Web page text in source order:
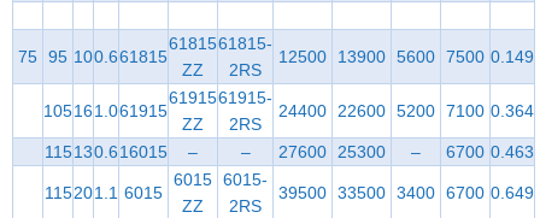
75 95 100.661815
61815
ZZ
61815-
2RS
12500 13900 5600 7500 0.149
105161.061915
61915
ZZ
61915-
2RS
24400 22600 5200 7100 0.364
115130.616015 – – 27600 25300 – 6700 0.463
115201.1 6015
6015
ZZ
6015-
2RS
39500 33500 3400 6700 0.649